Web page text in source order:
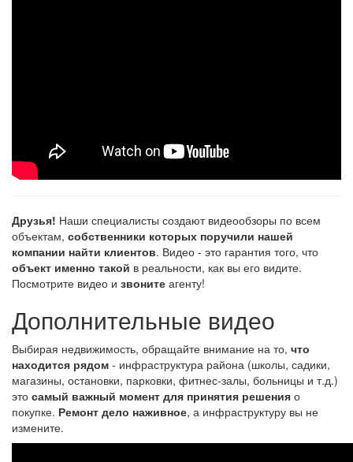
Друзья! Наши специалисты создают видеообзоры по всем
объектам, собственники которых поручили нашей
компании найти клиентов. Видео - это гарантия того, что
объект именно такой в реальности, как вы его видите.
Посмотрите видео и звоните агенту!
Дополнительные видео
Выбирая недвижимость, обращайте внимание на то, что
находится рядом - инфраструктура района (школы, садики,
магазины, остановки, парковки, фитнес-залы, больницы и т.д.)
это самый важный момент для принятия решения о
покупке. Ремонт дело наживное, а инфраструктуру вы не
измените.